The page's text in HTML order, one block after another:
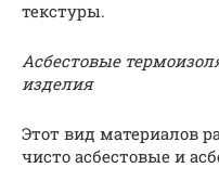
текстуры.
Асбестовые
изделия
Этот вид материалов
чисто асбестовые и